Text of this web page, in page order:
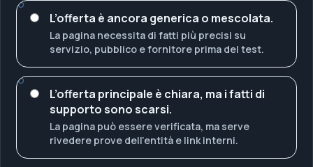
L’offerta è ancora generica o mescolata.
La pagina necessita di fatti più precisi su
servizio, pubblico e fornitore prima del test.
L’offerta principale è chiara, ma i fatti di
supporto sono scarsi.
La pagina può essere verificata, ma serve
rivedere prove dell’entità e link interni.